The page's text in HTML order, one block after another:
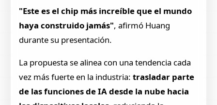
"Este es el chip más increíble que el mundo
haya construido jamás", afirmó Huang
durante su presentación.
La propuesta se alinea con una tendencia cada
vez más fuerte en la industria: trasladar parte
de las funciones de IA desde la nube hacia